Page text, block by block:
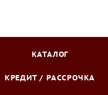
КАТАЛОГ
КРЕДИТ / РАССРОЧКА